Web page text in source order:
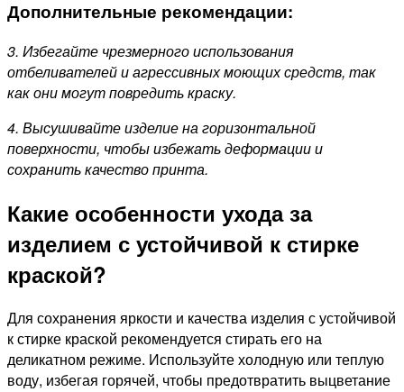
Дополнительные рекомендации:
3. Избегайте чрезмерного использования
отбеливателей и агрессивных моющих средств, так
как они могут повредить краску.
4. Высушивайте изделие на горизонтальной
поверхности, чтобы избежать деформации и
сохранить качество принта.
Какие особенности ухода за
изделием с устойчивой к стирке
краской?
Для сохранения яркости и качества изделия с устойчивой
к стирке краской рекомендуется стирать его на
деликатном режиме. Используйте холодную или теплую
воду, избегая горячей, чтобы предотвратить выцветание